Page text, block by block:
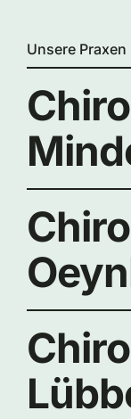
Unsere Praxen